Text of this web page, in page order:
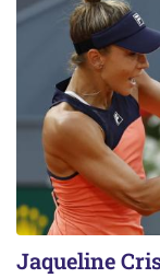
Jaqueline